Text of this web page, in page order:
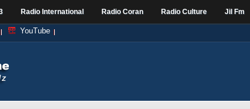
Radio International Radio Coran Radio Culture Jil Fm
YouTube